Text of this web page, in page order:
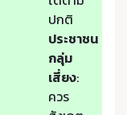
ปกติ
ประชาชน
กลุ่ม
เสี่ยง:
ควร